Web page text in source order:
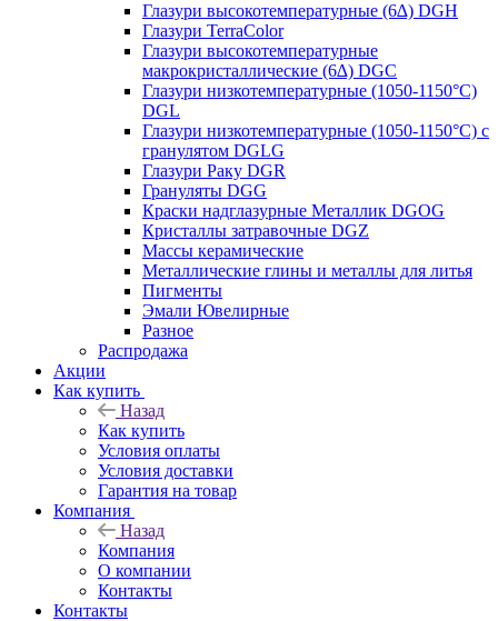
Глазури высокотемпературные (6∆) DGH
Глазури TerraColor
Глазури высокотемпературные
макрокристаллические (6∆) DGC
Глазури низкотемпературные (1050-1150°С)
DGL
Глазури низкотемпературные (1050-1150°С) с
гранулятом DGLG
Глазури Раку DGR
Грануляты DGG
Краски надглазурные Металлик DGOG
Кристаллы затравочные DGZ
Массы керамические
Металлические глины и металлы для литья
Пигменты
Эмали Ювелирные
Разное
Распродажа
Акции
Как купить
Назад
Как купить
Условия оплаты
Условия доставки
Гарантия на товар
Компания
Назад
Компания
О компании
Контакты
Контакты